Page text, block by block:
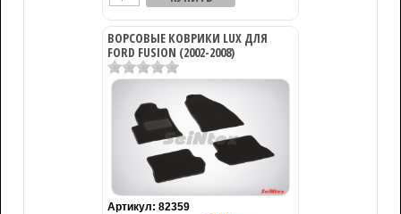
ВОРСОВЫЕ КОВРИКИ LUX ДЛЯ
FORD FUSION (2002-2008)
Артикул: 82359